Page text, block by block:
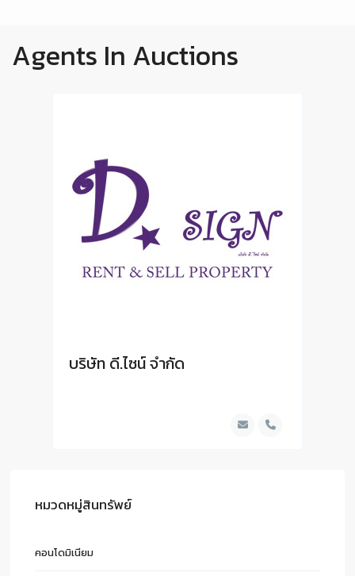
Agents In Auctions
บริษัท ดี.ไซน์ จํากัด
หมวดหมู่สินทรัพย์
คอนโดมิเนียม